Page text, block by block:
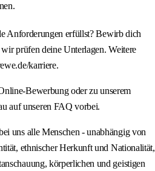
Anforderungen erfüllst? Bewirb dich
prüfen deine Unterlagen. Weitere
karriere.
Bewerbung oder zu unserem
auf unseren FAQ vorbei.
uns alle Menschen - unabhängig von
ethnischer Herkunft und Nationalität,
körperlichen und geistigen